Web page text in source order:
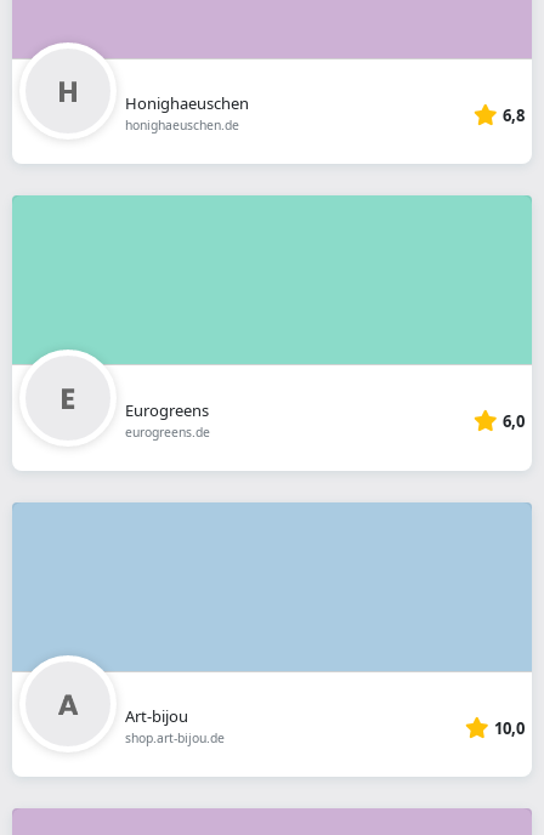
Honighaeuschen
honighaeuschen.de 6,8
Eurogreens
eurogreens.de 6,0
Art-bijou
shop.art-bijou.de 10,0